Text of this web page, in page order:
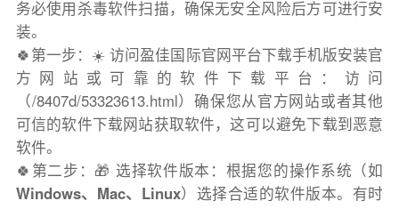
务必使用杀毒软件扫描，确保无安全风险后方可进行安
装。
🍀第一步：☀️ 访问盈佳国际官网平台下载手机版安装官
方网站或可靠的软件下载平台：访问
（/8407d/53323613.html）确保您从官方网站或者其他
可信的软件下载网站获取软件，这可以避免下载到恶意
软件。
🍀第二步：🎁 选择软件版本：根据您的操作系统（如
Windows、Mac、Linux）选择合适的软件版本。有时